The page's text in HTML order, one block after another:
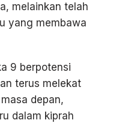
melainkan telah
yang membawa
9 berpotensi
terus melekat
depan,
dalam kiprah